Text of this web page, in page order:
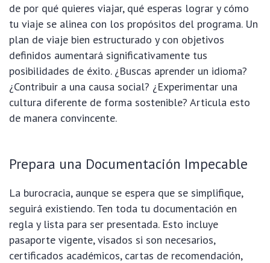
de por qué quieres viajar, qué esperas lograr y cómo
tu viaje se alinea con los propósitos del programa. Un
plan de viaje bien estructurado y con objetivos
definidos aumentará significativamente tus
posibilidades de éxito. ¿Buscas aprender un idioma?
¿Contribuir a una causa social? ¿Experimentar una
cultura diferente de forma sostenible? Articula esto
de manera convincente.
Prepara una Documentación Impecable
La burocracia, aunque se espera que se simplifique,
seguirá existiendo. Ten toda tu documentación en
regla y lista para ser presentada. Esto incluye
pasaporte vigente, visados si son necesarios,
certificados académicos, cartas de recomendación,